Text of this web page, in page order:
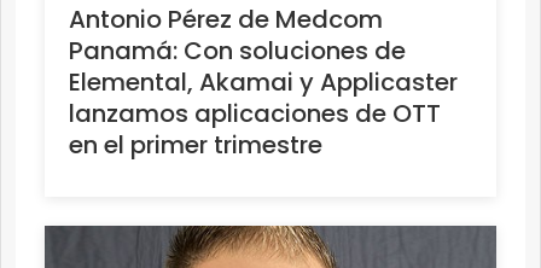
Antonio Pérez de Medcom
Panamá: Con soluciones de
Elemental, Akamai y Applicaster
lanzamos aplicaciones de OTT
en el primer trimestre